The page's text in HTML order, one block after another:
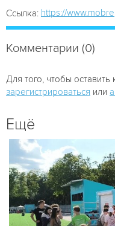
Ссылка: https://
Комментарии (0)
Для того, чтобы
зарегистрироваться или
Ещё